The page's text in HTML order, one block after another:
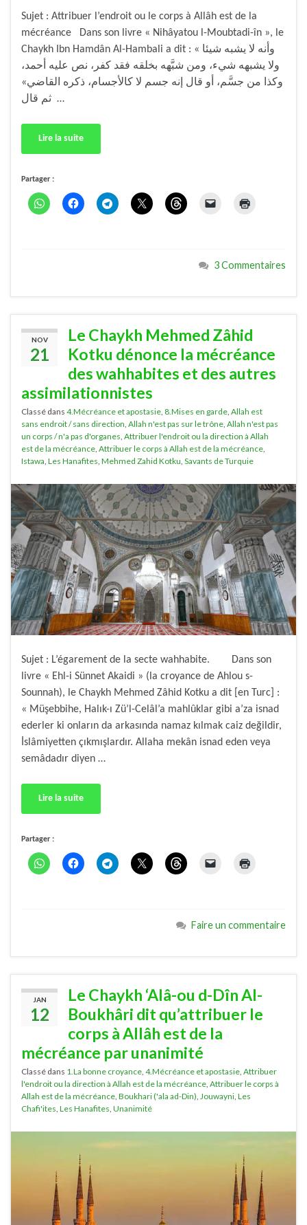
Sujet : Attribuer l’endroit ou le corps à Allâh est de la
mécréance Dans son livre « Nihâyatou l-Moubtadi-în », le
Chaykh Ibn Hamdân Al-Hambali a dit : « وأنه لا يشبه شيئا
ولا يشبهه شيء، ومن شبَّهه بخلقه فقد كفر، نص عليه أحمد،
وكذا من جسَّم، أو قال إنه جسم لا كالأجسام، ذكره القاضي»
ثم قال …
Lire la suite
Partager :
3 Commentaires
NOV
21
Le Chaykh Mehmed Zâhid
Kotku dénonce la mécréance
des wahhabites et des autres
assimilationnistes
Classé dans 4.Mécréance et apostasie 8.Mises en garde Allah est
sans endroit / sans direction Allah n'est pas sur le trône Allah n'est pas
un corps / n'a pas d'organes Attribuer l'endroit ou la direction à Allah
est de la mécréance Attribuer le corps à Allah est de la mécréance
Istawa Les Hanafites Mehmed Zahid Kotku Savants de Turquie
Sujet : L’égarement de la secte wahhabite. Dans son
livre « Ehl-i Sünnet Akaidi » (la croyance de Ahlou s-
Sounnah), le Chaykh Mehmed Zâhid Kotku a dit [en Turc] :
« Müşebbihe, Halık-ı Zü’l-Celâl’a mahlûklar gibi a’za isnad
ederler ki onların da arkasında namaz kılmak caiz değildir,
İslâmiyetten çıkmışlardır. Allaha mekân isnad eden veya
semâdadır diyen …
Lire la suite
Partager :
Faire un commentaire
JAN
12
Le Chaykh ‘Alâ-ou d-Dîn Al-
Boukhâri dit qu’attribuer le
corps à Allâh est de la
mécréance par unanimité
Classé dans 1.La bonne croyance 4.Mécréance et apostasie Attribuer
l'endroit ou la direction à Allah est de la mécréance Attribuer le corps à
Allah est de la mécréance Boukhari ('ala ad-Din) Jouwayni Les
Chafi'ites Les Hanafites Unanimité